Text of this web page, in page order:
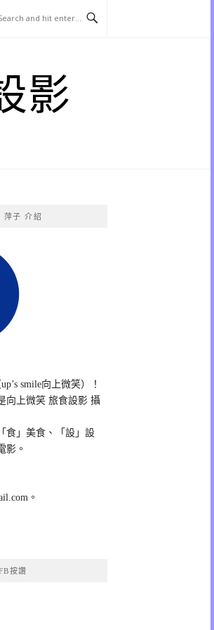
影
萍子 介紹
smile向上微笑）！
向上微笑 旅食設影 攝
食」美食、「設」設
影。
。
按讚